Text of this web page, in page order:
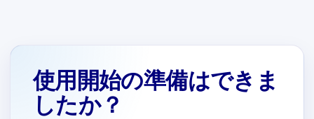
使用開始の準備はできま
したか？